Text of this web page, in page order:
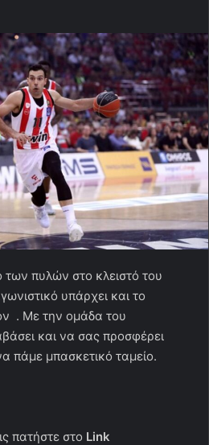
των πυλών στο κλειστό του
υπάρχει και το
. Με την ομάδα του
και να σας προσφέρει
πάμε μπασκετικό ταμείο.
πατήστε στο Link